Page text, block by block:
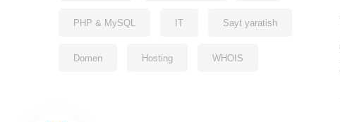
PHP & MySQL IT Sayt yaratish
Domen Hosting WHOIS